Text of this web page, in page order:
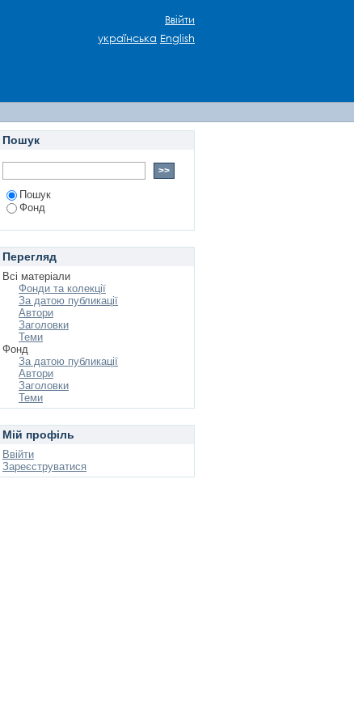
Ввійти
українська English
Пошук
Пошук
Фонд
Перегляд
Всі матеріали
Фонди та колекції
За датою публикації
Автори
Заголовки
Теми
Фонд
За датою публикації
Автори
Заголовки
Теми
Мій профіль
Ввійти
Зареєструватися